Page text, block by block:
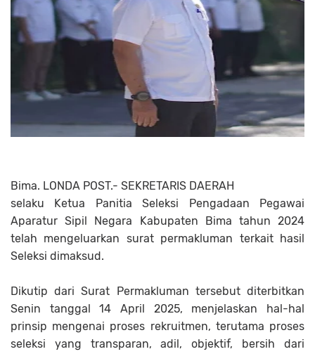
Bima. LONDA POST.- SEKRETARIS DAERAH
selaku Ketua Panitia Seleksi Pengadaan Pegawai
Aparatur Sipil Negara Kabupaten Bima tahun 2024
telah mengeluarkan surat permakluman terkait hasil
Seleksi dimaksud.
Dikutip dari Surat Permakluman tersebut diterbitkan
Senin tanggal 14 April 2025, menjelaskan hal-hal
prinsip mengenai proses rekruitmen, terutama proses
seleksi yang transparan, adil, objektif, bersih dari